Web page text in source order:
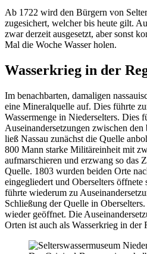
Ab 1722 wird den Bürgern von
zugesichert, welcher bis heute gilt.
zwar derzeit ausgesetzt, aber sonst
Mal die Woche Wasser holen.
Wasserkrieg in der
Im benachbarten, damaligen
eine Mineralquelle auf. Dies führte
Wassermenge in Niederselters. Dies
Auseinandersetzungen zwischen
ließ Nassau zunächst die Quelle
800 Mann starke Militäreinheit mit
aufmarschieren und erzwang so das
Quelle. 1803 wurden beiden Orte
eingegliedert und Oberselters
führte wiederum zu
Schließung der Quelle in
wieder geöffnet. Die
Orten ist auch als Wasserkrieg in der